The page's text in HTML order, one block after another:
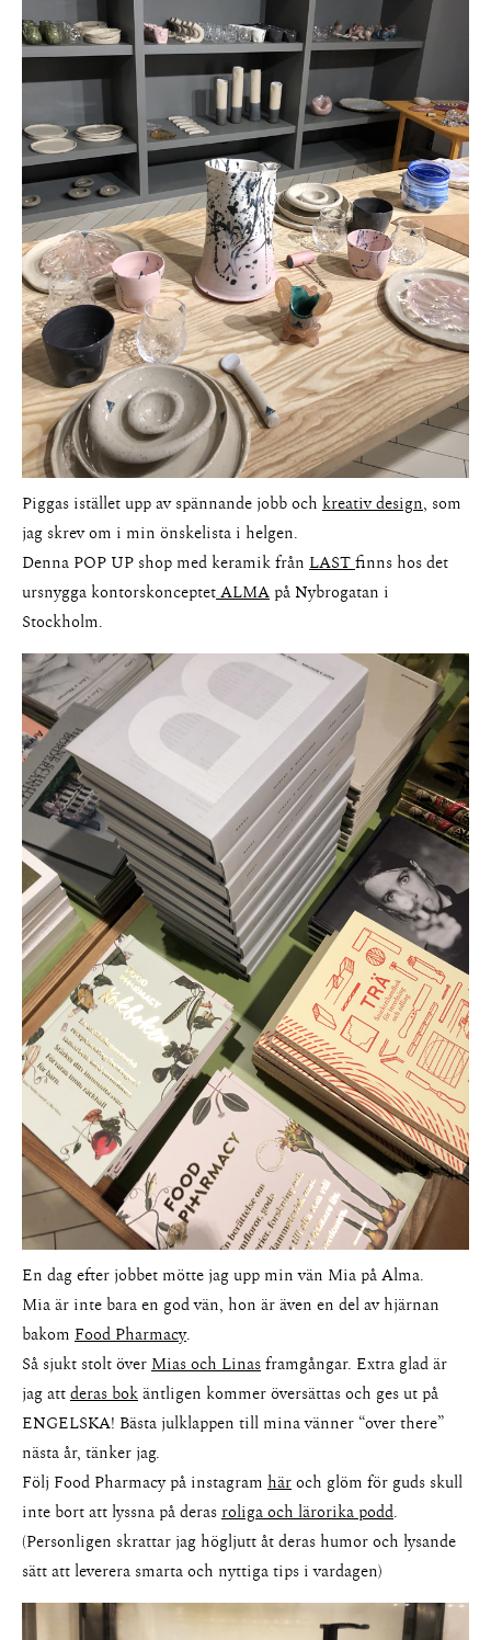
The Beauty Edit
Piggas istället upp av spännande jobb och kreativ design, som
jag skrev om i min önskelista i helgen.
Denna POP UP shop med keramik från LASTfinns hos det
ursnygga kontorskonceptetALMA på Nybrogatan i
Stockholm.
En dag efter jobbet mötte jag upp min vän Mia på Alma.
Mia är inte bara en god vän, hon är även en del av hjärnan
bakom Food Pharmacy.
Så sjukt stolt överMias och Linasframgångar. Extra glad är
jag attderas bokäntligen kommer översättas och ges ut på
ENGELSKA! Bästa julklappen till mina vänner “over there”
nästa år, tänker jag.
Följ Food Pharmacy på instagram häroch glöm för guds skull
inte bort att lyssna på derasroliga och lärorika podd.
(Personligen skrattar jag högljutt åt deras humor och lysande
sätt att leverera smarta och nyttiga tips i vardagen)